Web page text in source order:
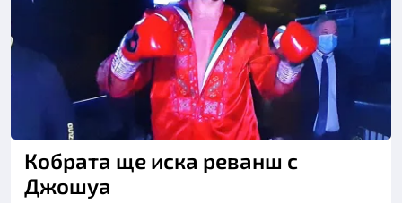
Кобрата ще иска реванш с
Джошуа